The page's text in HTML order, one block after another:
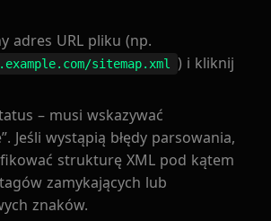
adres URL pliku (np.
sitemap.xml
) i kliknij
– musi wskazywać
Jeśli wystąpią błędy parsowania,
strukturę XML pod kątem
zamykających lub
znaków.